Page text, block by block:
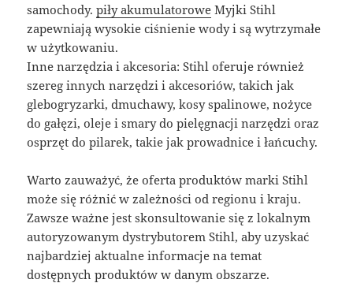
samochody.piły akumulatorowe Myjki Stihl
zapewniają wysokie ciśnienie wody i są wytrzymałe
w użytkowaniu.
Inne narzędzia i akcesoria: Stihl oferuje również
szereg innych narzędzi i akcesoriów, takich jak
glebogryzarki, dmuchawy, kosy spalinowe, nożyce
do gałęzi, oleje i smary do pielęgnacji narzędzi oraz
osprzęt do pilarek, takie jak prowadnice i łańcuchy.
Warto zauważyć, że oferta produktów marki Stihl
może się różnić w zależności od regionu i kraju.
Zawsze ważne jest skonsultowanie się z lokalnym
autoryzowanym dystrybutorem Stihl, aby uzyskać
najbardziej aktualne informacje na temat
dostępnych produktów w danym obszarze.